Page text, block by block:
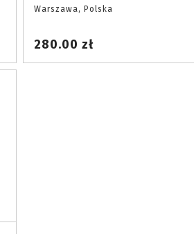
Warszawa, Polska
280.00 zł